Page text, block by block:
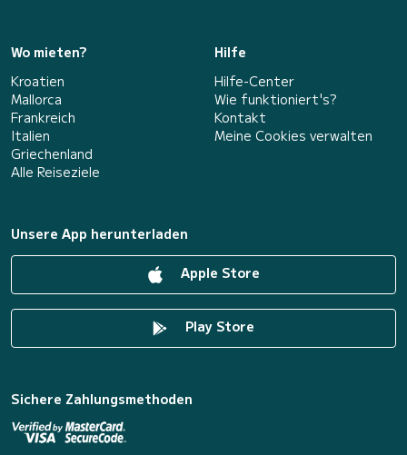
Wo mieten?
Kroatien
Mallorca
Frankreich
Italien
Griechenland
Alle Reiseziele
Hilfe
Hilfe-Center
Wie funktioniert's?
Kontakt
Meine Cookies verwalten
Unsere App herunterladen
Apple Store
Play Store
Sichere Zahlungsmethoden